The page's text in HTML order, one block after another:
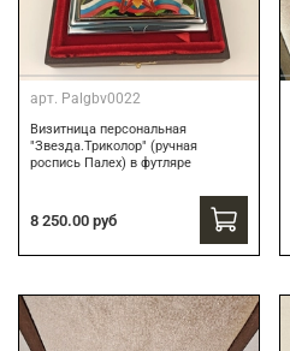
арт. Palgbv0022
Визитница персональная
"Звезда.Триколор" (ручная
роспись Палех) в футляре
8 250.00 руб